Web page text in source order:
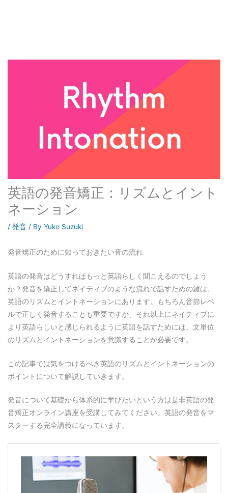
英語の発音矯正：リズムとイント
ネーション
/ 発音 / By Yuko Suzuki
発音矯正のために知っておきたい音の流れ
英語の発音はどうすればもっと英語らしく聞こえるのでしょう
か？発音を矯正してネイティブのような流れで話すための鍵は、
英語のリズムとイントネーションにあります。もちろん音節レベ
ルで正しく発音することも重要ですが、それ以上にネイティブに
より英語らしいと感じられるように英語を話すためには、文単位
のリズムとイントネーションを意識することが必要です。
この記事では気をつけるべき英語のリズムとイントネーションの
ポイントについて解説していきます。
発音について基礎から体系的に学びたいという方は是非英語の発
音矯正オンライン講座を受講してみてください。英語の発音をマ
スターする完全講義になっています。